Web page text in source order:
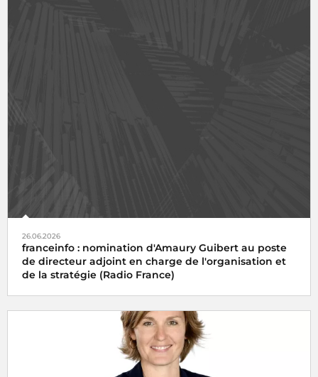
26.06.2026
franceinfo : nomination d'Amaury Guibert au poste
de directeur adjoint en charge de l'organisation et
de la stratégie (Radio France)